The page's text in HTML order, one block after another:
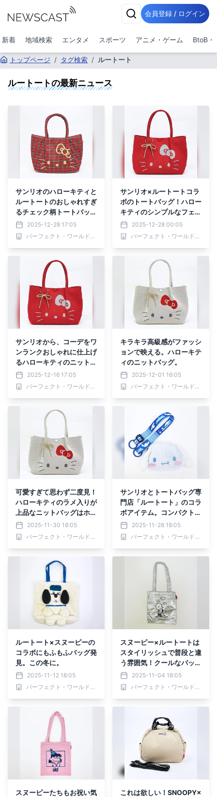
会員登録 / ログイン
新着 地域検索 エンタメ スポーツ アニメ・ゲーム BtoB・
トップページ / タグ検索 / ルートート
ルートートの最新ニュース
サンリオのハローキティと
ルートートのおしゃれすぎ
るチェック柄トートバッ
グ。落ち着いた色ときちん
と感で、上品なコーデに。
2025-12-28 17:05
パーフェクト・ワールド株式会社
サンリオ×ルートートコラ
ボのトートバッグ！ハロー
キティのシンプルなフェイ
スデザインとラメ入りが華
やかなニットトートです。
2025-12-28 00:05
パーフェクト・ワールド株式会社
サンリオから、コーデをワ
ンランクおしゃれに仕上げ
るハローキティのニットト
ートバッグ！フェイスデザ
インとリボンに胸キュン。
2025-12-16 17:05
パーフェクト・ワールド株式会社
キラキラ高級感がファッシ
ョンで映える。ハローキテ
ィのニットバッグ。
2025-12-01 16:05
パーフェクト・ワールド株式会社
可愛すぎて思わず二度見！
ハローキティのラメ入りが
上品なニットバッグはホリ
デーの主役
2025-11-30 18:05
パーフェクト・ワールド株式会社
サンリオとトートバッグ専
門店「ルートート」のコラ
ボアイテム。コンパクトに
収納も可能で、2つの表情
が楽しめるショッピングバ
ッグです。
2025-11-28 18:05
パーフェクト・ワールド株式会社
ルートート×スヌーピーの
コラボにもふもふバッグ発
見。この冬に。
2025-11-12 18:05
パーフェクト・ワールド株式会社
スヌーピー×ルートートは
スタイリッシュで普段と違
う雰囲気！クールなバッグ
が種類豊富にそろってます
2025-11-04 18:05
パーフェクト・ワールド株式会社
スヌーピーたちもお祝い気
これは欲しい！SNOOPY×